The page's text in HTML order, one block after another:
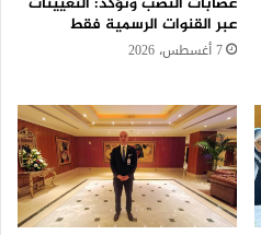
عبر القنوات الرسمية فقط
7 أغسطس، 2026